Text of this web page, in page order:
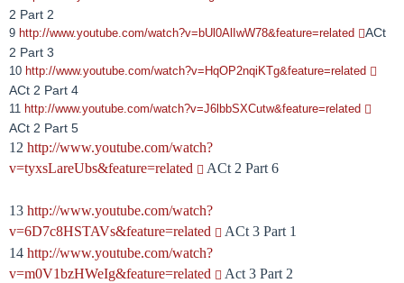
2 Part 2
9 http://www.youtube.com/watch?v=bUl0AlIwW78&feature=related
ACt
2 Part 3
10 http://www.youtube.com/watch?v=HqOP2nqiKTg&feature=related
ACt 2 Part 4
11 http://www.youtube.com/watch?v=J6lbbSXCutw&feature=related
ACt 2 Part 5
12 http://www.youtube.com/watch?
v=tyxsLareUbs&feature=related
ACt 2 Part 6
13 http://www.youtube.com/watch?
v=6D7c8HSTAVs&feature=related
ACt 3 Part 1
14 http://www.youtube.com/watch?
v=m0V1bzHWeIg&feature=related
Act 3 Part 2